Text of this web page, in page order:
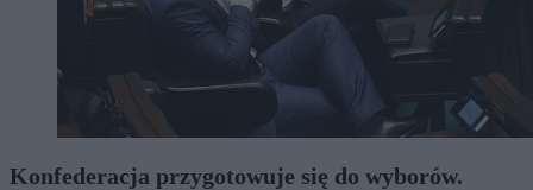
Konfederacja przygotowuje się do wyborów.